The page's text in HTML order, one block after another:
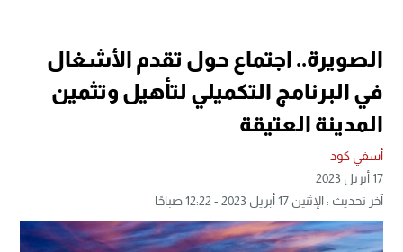
الصويرة.. اجتماع حول تقدم الأشغال
في البرنامج التكميلي لتأهيل وتثمين
المدينة العتيقة
أسفي كود
17 أبريل 2023
آخر تحديث : الإثنين 17 أبريل 2023 - 12:22 صباحًا